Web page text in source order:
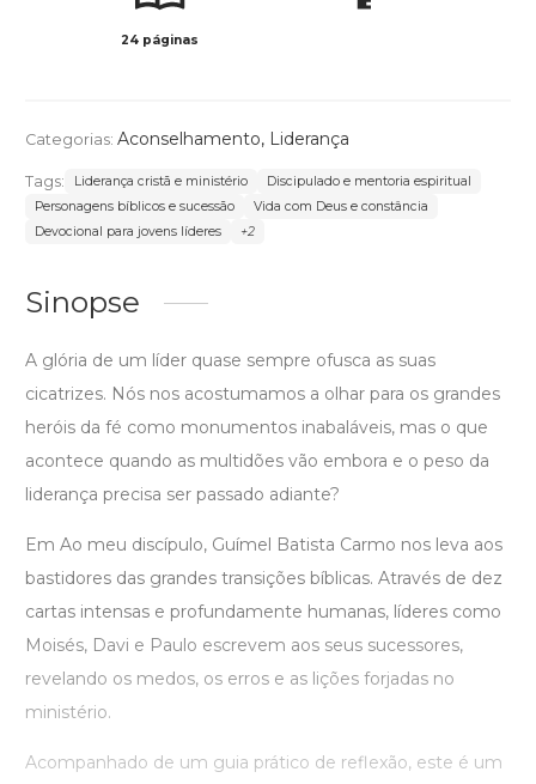
24 páginas
Categorias: Aconselhamento, Liderança
Tags: Liderança cristã e ministério
Discipulado e mentoria espiritual
Personagens bíblicos e sucessão
Vida com Deus e constância
Devocional para jovens líderes
+2
Sinopse
A glória de um líder quase sempre ofusca as suas
cicatrizes. Nós nos acostumamos a olhar para os grandes
heróis da fé como monumentos inabaláveis, mas o que
acontece quando as multidões vão embora e o peso da
liderança precisa ser passado adiante?
Em Ao meu discípulo, Guímel Batista Carmo nos leva aos
bastidores das grandes transições bíblicas. Através de dez
cartas intensas e profundamente humanas, líderes como
Moisés, Davi e Paulo escrevem aos seus sucessores,
revelando os medos, os erros e as lições forjadas no
ministério.
Acompanhado de um guia prático de reflexão, este é um